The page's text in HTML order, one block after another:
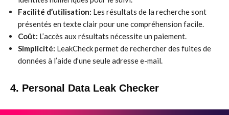
Facilité d’utilisation: Les résultats de la recherche sont
présentés en texte clair pour une compréhension facile.
Coût: L’accès aux résultats nécessite un paiement.
Simplicité: LeakCheck permet de rechercher des fuites de
données à l’aide d’une seule adresse e-mail.
4. Personal Data Leak Checker